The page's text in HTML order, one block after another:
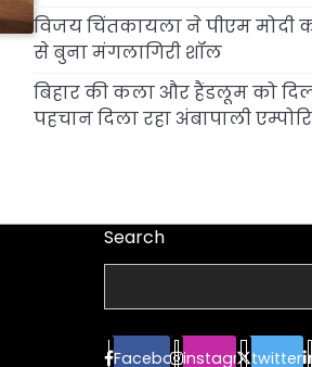
विजय चिंतकायला ने पीएम मोदी
से बुना मंगलागिरी शॉल
बिहार की कला और हैंडलूम को
पहचान दिला रहा अंबापाली
Search
Facebookinstagramtwitter